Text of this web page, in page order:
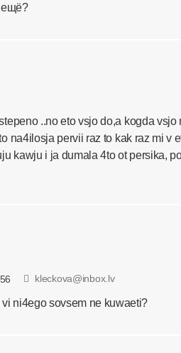
ещё?
..no eto vsjo do,a kogda vsjo
na4ilosja pervii raz to kak raz mi v
kawju i ja dumala 4to ot persika,
kleckova@inbox.lv
ni4ego sovsem ne kuwaeti?